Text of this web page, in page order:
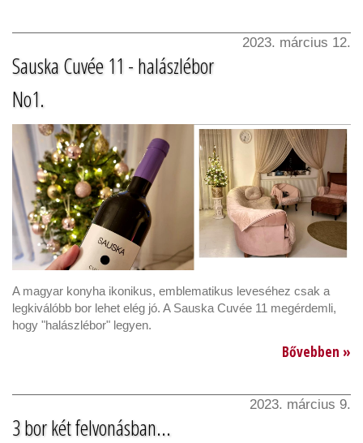
2023. március 12.
Sauska Cuvée 11 - halászlébor
No1.
A magyar konyha ikonikus, emblematikus leveséhez csak a
legkiválóbb bor lehet elég jó. A Sauska Cuvée 11 megérdemli,
hogy "halászlébor" legyen.
Bővebben »
2023. március 9.
3 bor két felvonásban...